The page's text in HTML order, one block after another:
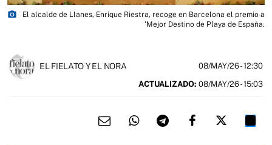
photo_camera
El alcalde de Llanes, Enrique Riestra, recoge en Barcelona el premio a
'Mejor Destino de Playa de España.
EL FIELATO Y EL NORA 08/MAY/26- 12:30
ACTUALIZADO: 08/MAY/26 - 15:03